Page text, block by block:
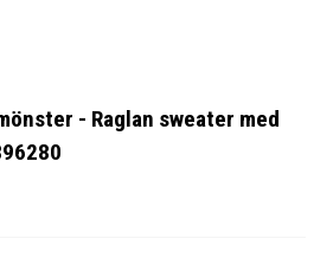
- Raglan sweater med